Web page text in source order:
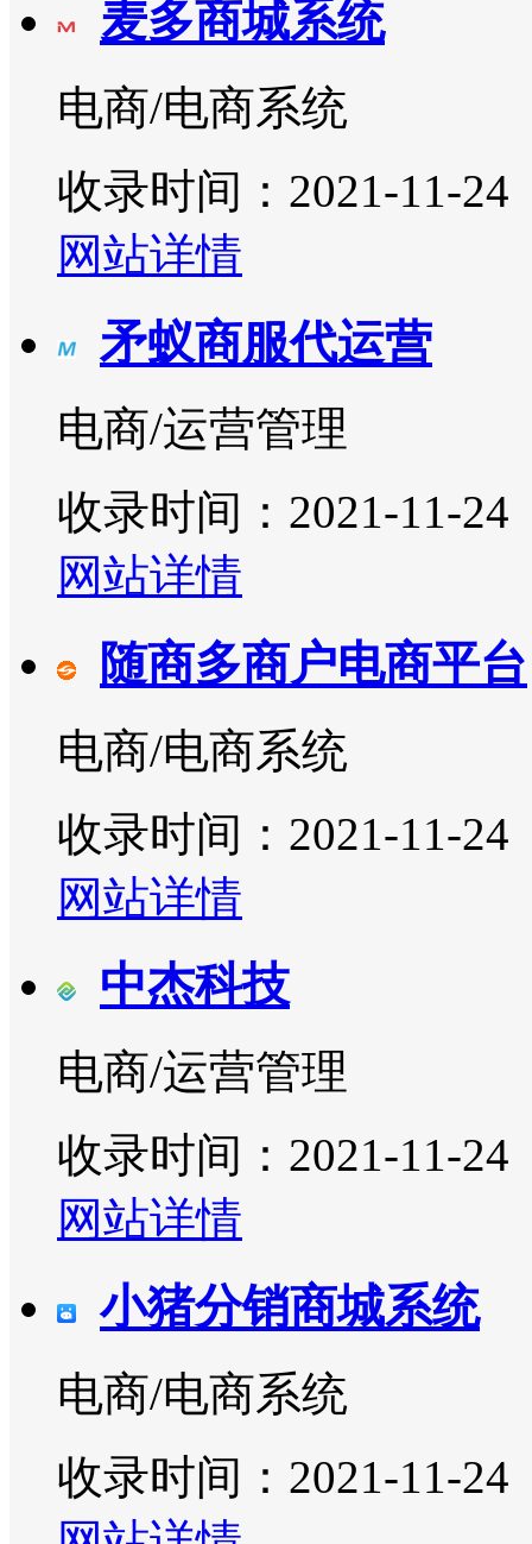
麦多商城系统
电商/电商系统
收录时间：2021-11-24
网站详情
矛蚁商服代运营
电商/运营管理
收录时间：2021-11-24
网站详情
随商多商户电商平台
电商/电商系统
收录时间：2021-11-24
网站详情
中杰科技
电商/运营管理
收录时间：2021-11-24
网站详情
小猪分销商城系统
电商/电商系统
收录时间：2021-11-24